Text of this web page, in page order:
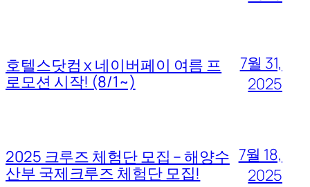
호텔스닷컴 x 네이버페이 여름 프
로모션 시작! (8/1~)
7월 31,
2025
2025 크루즈 체험단 모집 – 해양수
산부 국제크루즈 체험단 모집!
7월 18,
2025